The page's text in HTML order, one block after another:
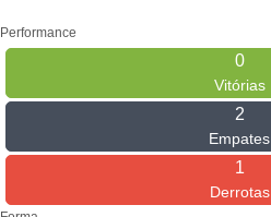
Performance
0
Vitórias
2
Empates
1
Derrotas